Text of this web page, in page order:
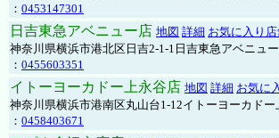
： 0453147301
日吉東急アベニュー店 地図 詳細 お気に入り
神奈川県横浜市港北区日吉2-1-1日吉東急アベニュ
： 0455603351
イトーヨーカドー上永谷店 地図 詳細 お気に
神奈川県横浜市港南区丸山台1-12イトーヨーカドー
： 0458403671